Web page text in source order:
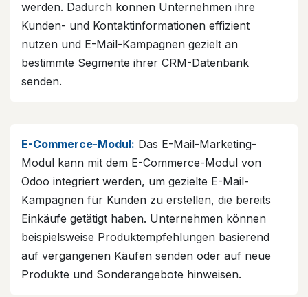
werden. Dadurch können Unternehmen ihre
Kunden- und Kontaktinformationen effizient
nutzen und E-Mail-Kampagnen gezielt an
bestimmte Segmente ihrer CRM-Datenbank
senden.
E-Commerce-Modul: Das E-Mail-Marketing-
Modul kann mit dem E-Commerce-Modul von
Odoo integriert werden, um gezielte E-Mail-
Kampagnen für Kunden zu erstellen, die bereits
Einkäufe getätigt haben. Unternehmen können
beispielsweise Produktempfehlungen basierend
auf vergangenen Käufen senden oder auf neue
Produkte und Sonderangebote hinweisen.